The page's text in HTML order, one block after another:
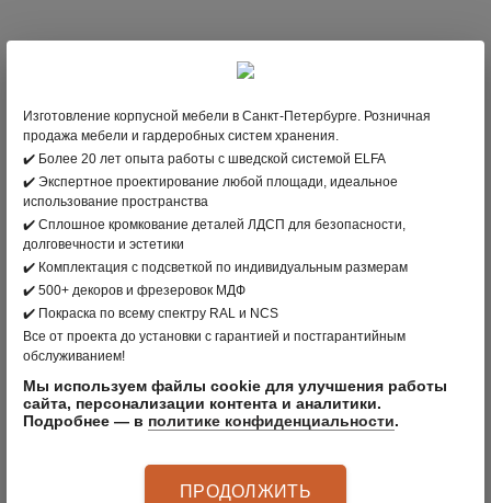
655 ; В НАЛИЧИИ
В КОРЗИНУ
вернуться в раздел
ЦВЕТ: ЧЕРНЫЙ
Изготовление корпусной мебели в Санкт-Петербурге. Розничная
продажа мебели и гардеробных систем хранения.
✔️ Более 20 лет опыта работы с шведской системой ELFA
✔️ Экспертное проектирование любой площади, идеальное
использование пространства
✔️ Сплошное кромкование деталей ЛДСП для безопасности,
долговечности и эстетики
✔️ Комплектация с подсветкой по индивидуальным размерам
✔️ 500+ декоров и фрезеровок МДФ
✔️ Покраска по всему спектру RAL и NCS
Все от проекта до установки с гарантией и постгарантийным
обслуживанием!
Мы используем файлы cookie для улучшения работы
сайта, персонализации контента и аналитики.
Подробнее — в политике конфиденциальности.
ПРОДОЛЖИТЬ